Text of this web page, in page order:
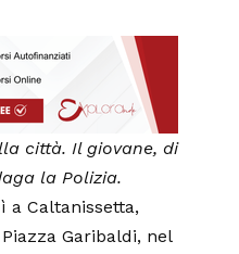
città. Il giovane, di
la Polizia.
a Caltanissetta,
Garibaldi, nel